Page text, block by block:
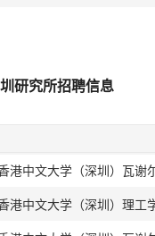
研究所招聘信息
港中文大学（深圳）瓦谢
港中文大学（深圳）理工